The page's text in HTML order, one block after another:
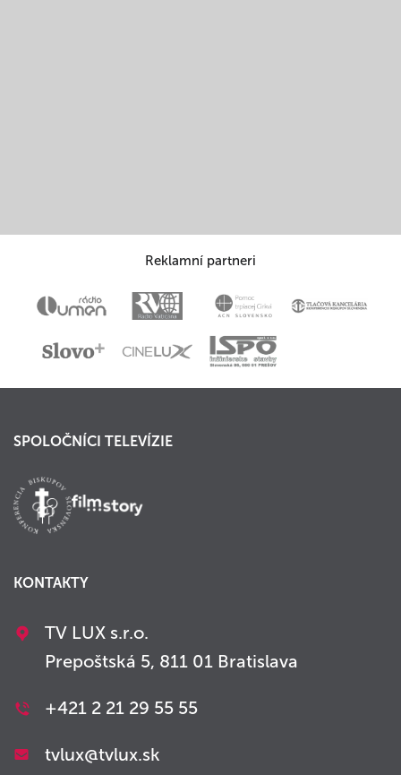
Reklamní partneri
SPOLOČNÍCI TELEVÍZIE
KONTAKTY
TV LUX s.r.o.
Prepoštská 5, 811 01 Bratislava
+421 2 21 29 55 55
tvlux@tvlux.sk